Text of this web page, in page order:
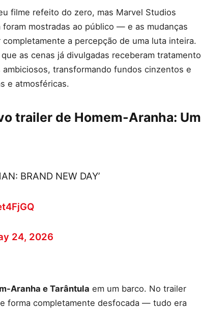
filme refeito do zero, mas Marvel Studios
mostradas ao público — e as mudanças
a percepção de uma luta inteira.
as cenas já divulgadas receberam tratamento
transformando fundos cinzentos e
e atmosféricas.
trailer de Homem-Aranha: Um
BRAND NEW DAY’
24, 2026
Aranha e Tarântula em um barco. No trailer
forma completamente desfocada — tudo era